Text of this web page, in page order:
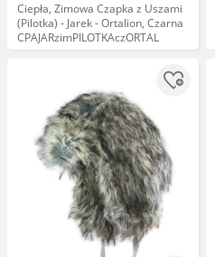
Ciepła, Zimowa Czapka z Uszami
(Pilotka) - Jarek - Ortalion, Czarna
CPAJARzimPILOTKAczORTAL